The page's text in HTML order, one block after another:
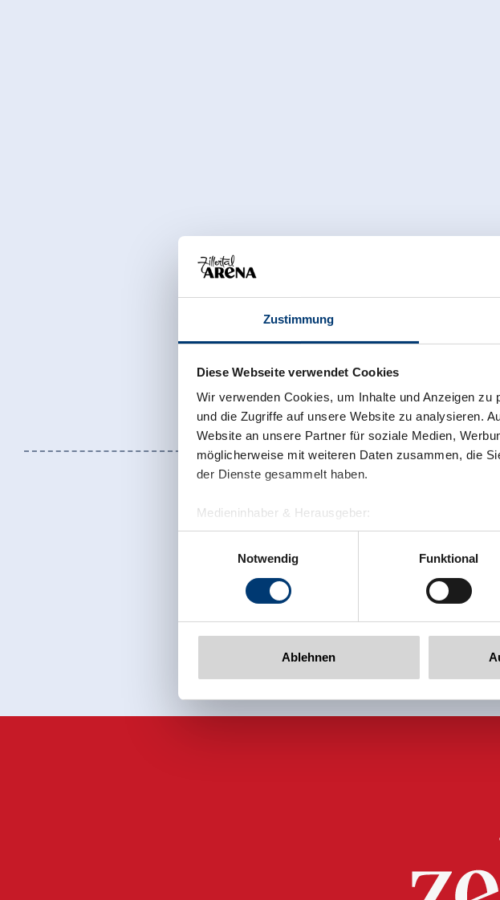
Zustimmung
Diese Webseite verwendet Cookies
Wir verwenden Cookies, um Inhalte und Anzeigen
und die Zugriffe auf unsere Website zu analysieren.
Website an unsere Partner für soziale Medien,
möglicherweise mit weiteren Daten zusammen, die
der Dienste gesammelt haben.
Medieninhaber & Herausgeber:
Zeller Bergbahnen Zillertal GmbH & Co KG
Rohr 23// A-6280 Zell am Ziller
www.zillertalarena.com
Notwendig
Funktional
Ablehnen
Sign up for the newsletter